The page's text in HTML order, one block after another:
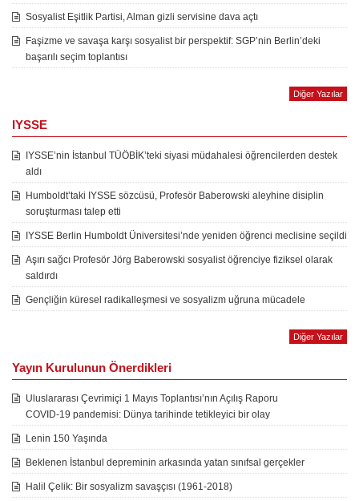
Sosyalist Eşitlik Partisi, Alman gizli servisine dava açtı
Faşizme ve savaşa karşı sosyalist bir perspektif: SGP’nin Berlin’deki
başarılı seçim toplantısı
Diğer Yazılar
IYSSE
IYSSE’nin İstanbul TÜÖBİK’teki siyasi müdahalesi öğrencilerden destek
aldı
Humboldt’taki IYSSE sözcüsü, Profesör Baberowski aleyhine disiplin
soruşturması talep etti
IYSSE Berlin Humboldt Üniversitesi’nde yeniden öğrenci meclisine seçildi
Aşırı sağcı Profesör Jörg Baberowski sosyalist öğrenciye fiziksel olarak
saldırdı
Gençliğin küresel radikalleşmesi ve sosyalizm uğruna mücadele
Diğer Yazılar
Yayın Kurulunun Önerdikleri
Uluslararası Çevrimiçi 1 Mayıs Toplantısı’nın Açılış Raporu
COVID-19 pandemisi: Dünya tarihinde tetikleyici bir olay
Lenin 150 Yaşında
Beklenen İstanbul depreminin arkasında yatan sınıfsal gerçekler
Halil Çelik: Bir sosyalizm savaşçısı (1961-2018)